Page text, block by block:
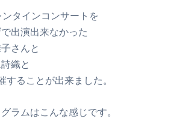
タインコンサートを
出演出来なかった
さんと
織と
することが出来ました。
ラムはこんな感じです。